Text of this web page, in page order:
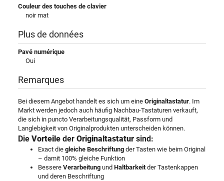
Couleur des touches de clavier
noir mat
Plus de données
Pavé numérique
Oui
Remarques
Bei diesem Angebot handelt es sich um eine Originaltastatur. Im
Markt werden jedoch auch häufig Nachbau-Tastaturen verkauft,
die sich in puncto Verarbeitungsqualität, Passform und
Langlebigkeit von Originalprodukten unterscheiden können.
Die Vorteile der Originaltastatur sind:
Exact die gleiche Beschriftung der Tasten wie beim Original
– damit 100% gleiche Funktion
Bessere Verarbeitung und Haltbarkeitder Tastenkappen
und deren Beschriftung